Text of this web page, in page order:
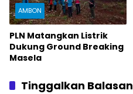
AMBON
PLN Matangkan Listrik
Dukung Ground Breaking
Masela
Tinggalkan Balasan